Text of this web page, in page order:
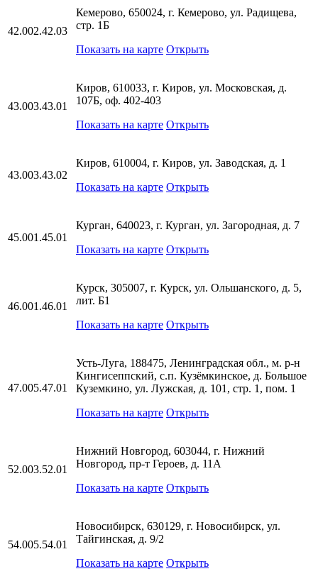
42.002.42.03
Кемерово, 650024, г. Кемерово, ул. Радищева,
стр. 1Б
Показать на карте Открыть
43.003.43.01
Киров, 610033, г. Киров, ул. Московская, д.
107Б, оф. 402-403
Показать на карте Открыть
43.003.43.02
Киров, 610004, г. Киров, ул. Заводская, д. 1
Показать на карте Открыть
45.001.45.01
Курган, 640023, г. Курган, ул. Загородная, д. 7
Показать на карте Открыть
46.001.46.01
Курск, 305007, г. Курск, ул. Ольшанского, д. 5,
лит. Б1
Показать на карте Открыть
47.005.47.01
Усть-Луга, 188475, Ленинградская обл., м. р-н
Кингисеппский, с.п. Кузёмкинское, д. Большое
Куземкино, ул. Лужская, д. 101, стр. 1, пом. 1
Показать на карте Открыть
52.003.52.01
Нижний Новгород, 603044, г. Нижний
Новгород, пр-т Героев, д. 11А
Показать на карте Открыть
54.005.54.01
Новосибирск, 630129, г. Новосибирск, ул.
Тайгинская, д. 9/2
Показать на карте Открыть